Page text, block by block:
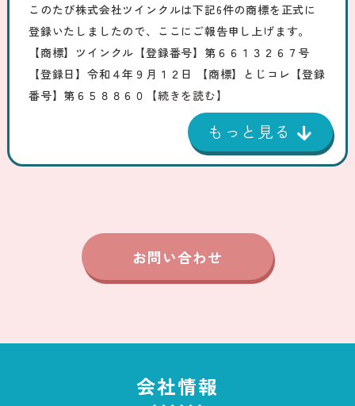
このたび株式会社ツインクルは下記6件の商標を正式に
登録いたしましたので、ここにご報告申し上げます。
【商標】ツインクル【登録番号】第６６１３２６７号
【登録日】令和４年９月１２日 【商標】とじコレ【登録
番号】第６５８８６０
【続きを読む】
お問い合わせ
会社情報